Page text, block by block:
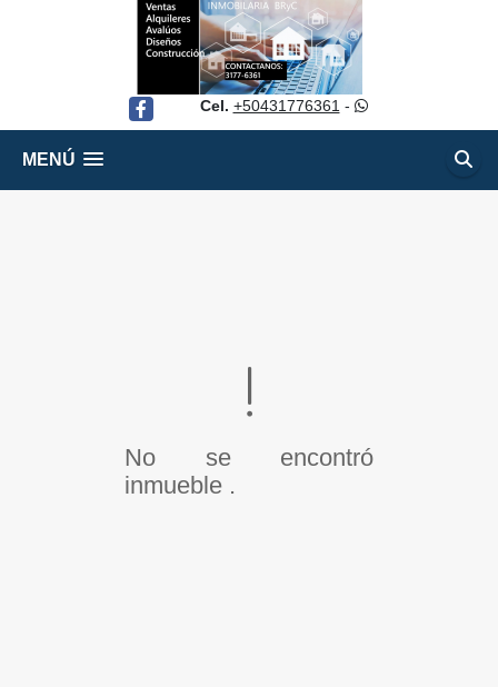
Facebook Cel. +50431776361 -
MENÚ
No se encontró
inmueble .